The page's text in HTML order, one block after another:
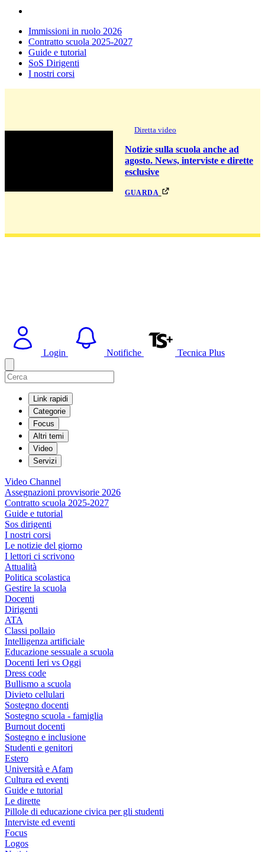
Immissioni in ruolo 2026
Contratto scuola 2025-2027
Guide e tutorial
SoS Dirigenti
I nostri corsi
Diretta video
Notizie sulla scuola anche ad
agosto. News, interviste e dirette
esclusive
guarda
Login Notifiche Tecnica Plus
Link rapidi
Categorie
Focus
Altri temi
Video
Servizi
Video Channel
Assegnazioni provvisorie 2026
Contratto scuola 2025-2027
Guide e tutorial
Sos dirigenti
I nostri corsi
Le notizie del giorno
I lettori ci scrivono
Attualità
Politica scolastica
Gestire la scuola
Docenti
Dirigenti
ATA
Classi pollaio
Intelligenza artificiale
Educazione sessuale a scuola
Docenti Ieri vs Oggi
Dress code
Bullismo a scuola
Divieto cellulari
Sostegno docenti
Sostegno scuola - famiglia
Burnout docenti
Sostegno e inclusione
Studenti e genitori
Estero
Università e Afam
Cultura ed eventi
Guide e tutorial
Le dirette
Pillole di educazione civica per gli studenti
Interviste ed eventi
Focus
Logos